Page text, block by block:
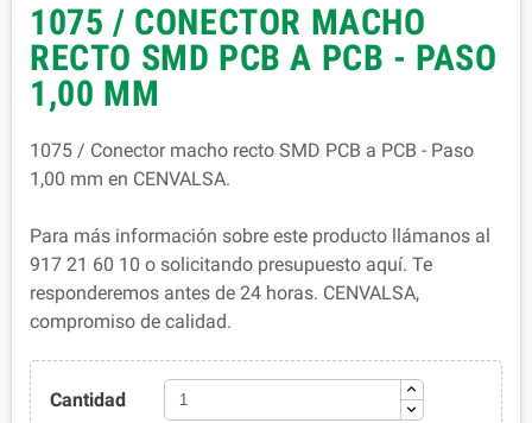
1075 / CONECTOR MACHO
RECTO SMD PCB A PCB - PASO
1,00 MM
1075 / Conector macho recto SMD PCB a PCB - Paso
1,00 mm en CENVALSA.
Para más información sobre este producto llámanos al
917 21 60 10 o solicitando presupuesto aquí. Te
responderemos antes de 24 horas. CENVALSA,
compromiso de calidad.
Cantidad